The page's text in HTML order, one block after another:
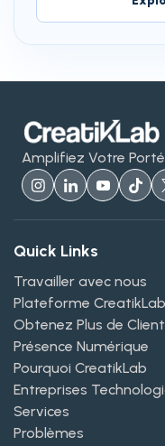
Amplifiez Votre
Quick Links
Travailler avec nous
Plateforme CreatikLab
Obtenez Plus de
Présence Numérique
Pourquoi CreatikLab
Entreprises
Services
Problèmes